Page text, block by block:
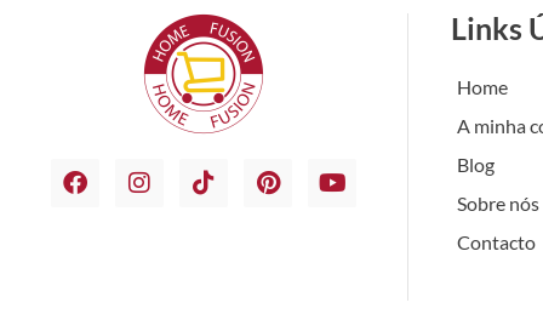
Links
Home
A minha
Blog
Sobre nós
Contacto